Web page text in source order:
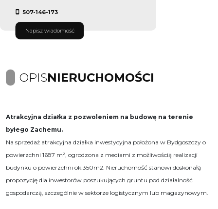
507-146-173
Napisz wiadomość
OPISNIERUCHOMOŚCI
Atrakcyjna działka z pozwoleniem na budowę na terenie
byłego Zachemu.
Na sprzedaż atrakcyjna działka inwestycyjna położona w Bydgoszczy o
powierzchni 1687 m², ogrodzona z mediami z możliwością realizacji
budynku o powierzchni ok.350m2. Nieruchomość stanowi doskonałą
propozycję dla inwestorów poszukujących gruntu pod działalność
gospodarczą, szczególnie w sektorze logistycznym lub magazynowym.